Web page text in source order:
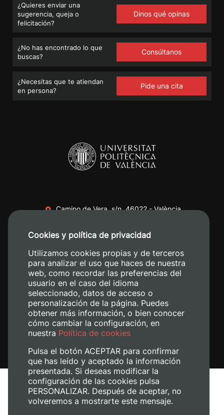
¿Quieres enviar una
sugerencia, queja o
felicitación?
Dinos qué opinas
¿No has encontrado lo que
buscas?
Consúltanos
¿Necesitas que te atiendan
en persona?
Pide una cita
Camino de Vera, s/n. 46022 - València
+34 620 04 00 50
Aviso legal
Política de cookies
Cookies y política de privacidad
Utilizamos cookies propias y de terceros
para analizar el uso que haces de nuestra
web, como recordar las preferencias del
usuario en el caso del idioma
seleccionado, datos de acceso o
personalización de la página. Puedes
obtener más información, o bien conocer
cómo cambiar la configuración, en
nuestra Política de cookies
Pulsa el botón ACEPTAR para confirmar
que has leído y aceptado la información
presentada. Si deseas modificar la
configuración de las cookies pulsa
PERSONALIZAR. Después de aceptar, no
volveremos a mostrarte este mensaje.